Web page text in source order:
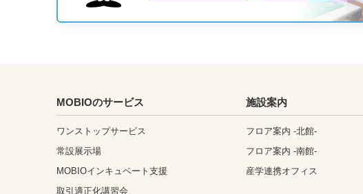
MOBIOのサービス
ワンストップサービス
常設展示場
MOBIOインキュベート支援
取引適正化講習会
施設案内
フロア案内 -北館-
フロア案内 -南館-
産学連携オフィス